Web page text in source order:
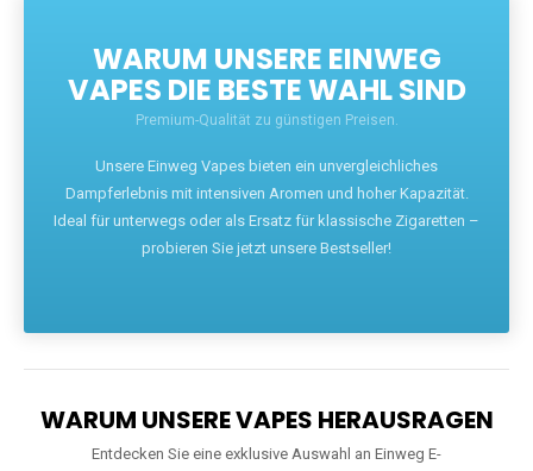
WARUM UNSERE EINWEG
VAPES DIE BESTE WAHL SIND
Premium-Qualität zu günstigen Preisen.
Unsere Einweg Vapes bieten ein unvergleichliches
Dampferlebnis mit intensiven Aromen und hoher Kapazität.
Ideal für unterwegs oder als Ersatz für klassische Zigaretten –
probieren Sie jetzt unsere Bestseller!
WARUM UNSERE VAPES HERAUSRAGEN
Entdecken Sie eine exklusive Auswahl an Einweg E-